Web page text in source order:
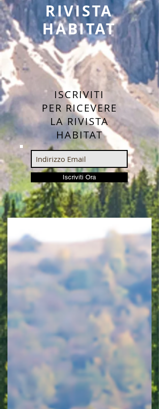
RIVISTA
HABITAT
ISCRIVITI
PER RICEVERE
LA RIVISTA
HABITAT
Iscriviti Ora